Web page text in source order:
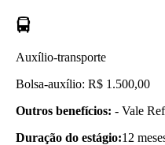
Auxílio-transporte
Bolsa-auxílio: R$ 1.500,00
Outros benefícios: - Vale
Duração do estágio:12